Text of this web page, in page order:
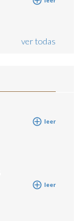
ver todas
leer
leer